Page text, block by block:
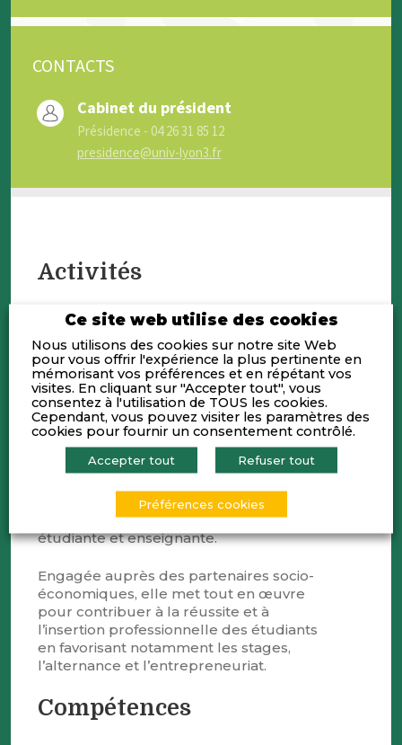
CONTACTS
Cabinet du président
Présidence - 04 26 31 85 12
presidence@univ-lyon3.fr
Activités
L’université Jean Moulin offre un espace
d’apprentissage et de recherche centré
sur les sciences humaines et sociales
avec des formations de niveau Bac+2 à
Bac+8. Elle accueille 27.835 étudiants, 6
écoles doctorales et 16 unités de
recherche.
Avec 4.487 étudiants internationaux, de
coopération avec des universités
étrangères, elle favorise la mobilité
étudiante et enseignante.
Engagée auprès des partenaires socio-
économiques, elle met tout en œuvre
pour contribuer à la réussite et à
l’insertion professionnelle des étudiants
en favorisant notamment les stages,
l’alternance et l’entrepreneuriat.
Compétences
Ce site web utilise des cookies
Nous utilisons des cookies sur notre site Web
pour vous offrir l'expérience la plus pertinente en
mémorisant vos préférences et en répétant vos
visites. En cliquant sur "Accepter tout", vous
consentez à l'utilisation de TOUS les cookies.
Cependant, vous pouvez visiter les paramètres des
cookies pour fournir un consentement contrôlé.
Accepter tout Refuser tout
Préférences cookies